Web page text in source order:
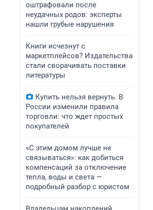
оштрафовали после
неудачных родов: эксперты
нашли грубые нарушения
Книги исчезнут с
маркетплейсов? Издательства
стали сворачивать поставки
литературы
Купить нельзя вернуть. В
России изменили правила
торговли: что ждет простых
покупателей
«С этим домом лучше не
связываться»: как добиться
компенсаций за отключение
тепла, воды и света —
подробный разбор с юристом